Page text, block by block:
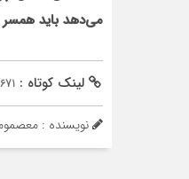
می‌دهد باید همسر
لینک کوتاه :
نویسنده :